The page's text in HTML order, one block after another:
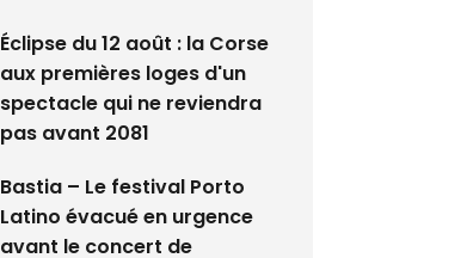
Éclipse du 12 août : la Corse
aux premières loges d'un
spectacle qui ne reviendra
pas avant 2081
Bastia – Le festival Porto
Latino évacué en urgence
avant le concert de